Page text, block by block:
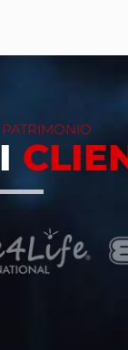
PATRIMONIO